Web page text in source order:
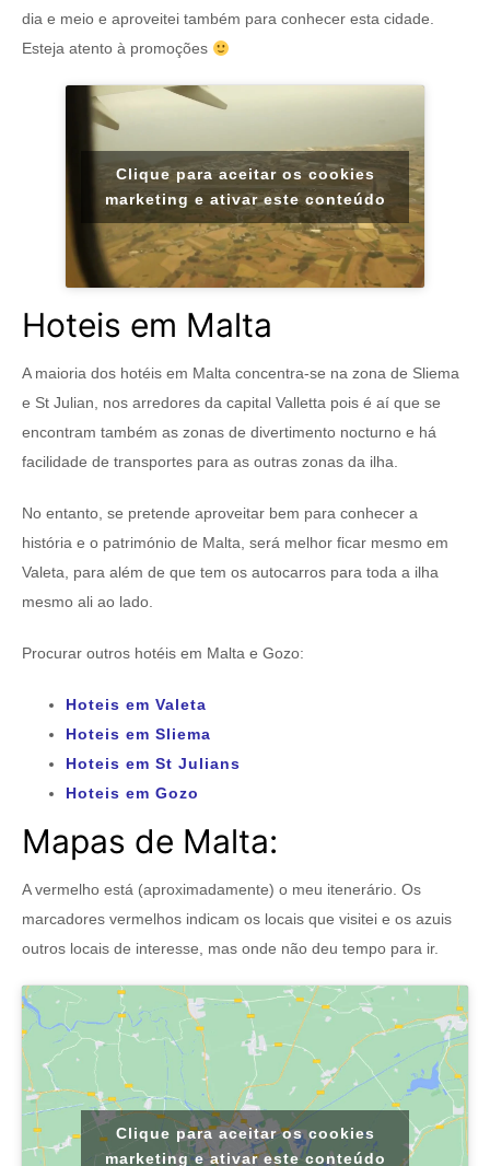
dia e meio e aproveitei também para conhecer esta cidade.
Esteja atento à promoções
Clique para aceitar os cookies
marketing e ativar este conteúdo
Hoteis em Malta
A maioria dos hotéis em Malta concentra-se na zona de Sliema
e St Julian, nos arredores da capital Valletta pois é aí que se
encontram também as zonas de divertimento nocturno e há
facilidade de transportes para as outras zonas da ilha.
No entanto, se pretende aproveitar bem para conhecer a
história e o património de Malta, será melhor ficar mesmo em
Valeta, para além de que tem os autocarros para toda a ilha
mesmo ali ao lado.
Procurar outros hotéis em Malta e Gozo:
Hoteis em Valeta
Hoteis em Sliema
Hoteis em St Julians
Hoteis em Gozo
Mapas de Malta:
A vermelho está (aproximadamente) o meu itenerário. Os
marcadores vermelhos indicam os locais que visitei e os azuis
outros locais de interesse, mas onde não deu tempo para ir.
Clique para aceitar os cookies
marketing e ativar este conteúdo